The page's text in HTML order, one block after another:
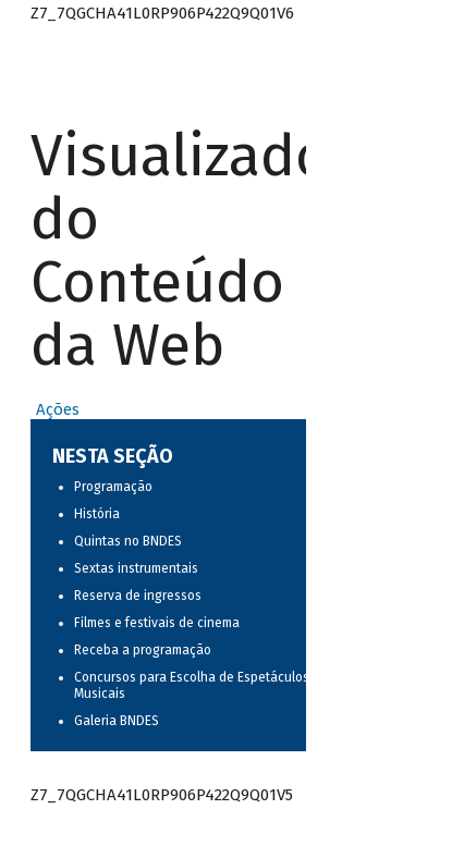
Z7_7QGCHA41L0RP906P422Q9Q01V6
Visualizador
do
Conteúdo
da Web
Ações
NESTA SEÇÃO
Programação
História
Quintas no BNDES
Sextas instrumentais
Reserva de ingressos
Filmes e festivais de cinema
Receba a programação
Concursos para Escolha de Espetáculos
Musicais
Galeria BNDES
Z7_7QGCHA41L0RP906P422Q9Q01V5